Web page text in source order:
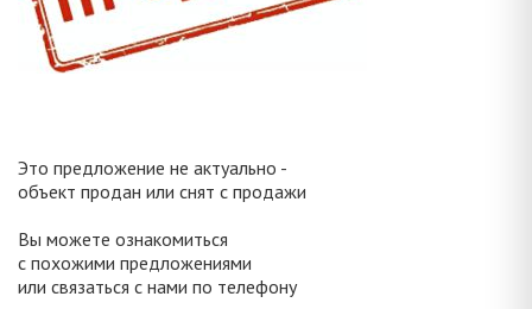
Это предложение не актуально -
объект продан или снят с продажи
Вы можете ознакомиться
с похожими предложениями
или связаться с нами по телефону